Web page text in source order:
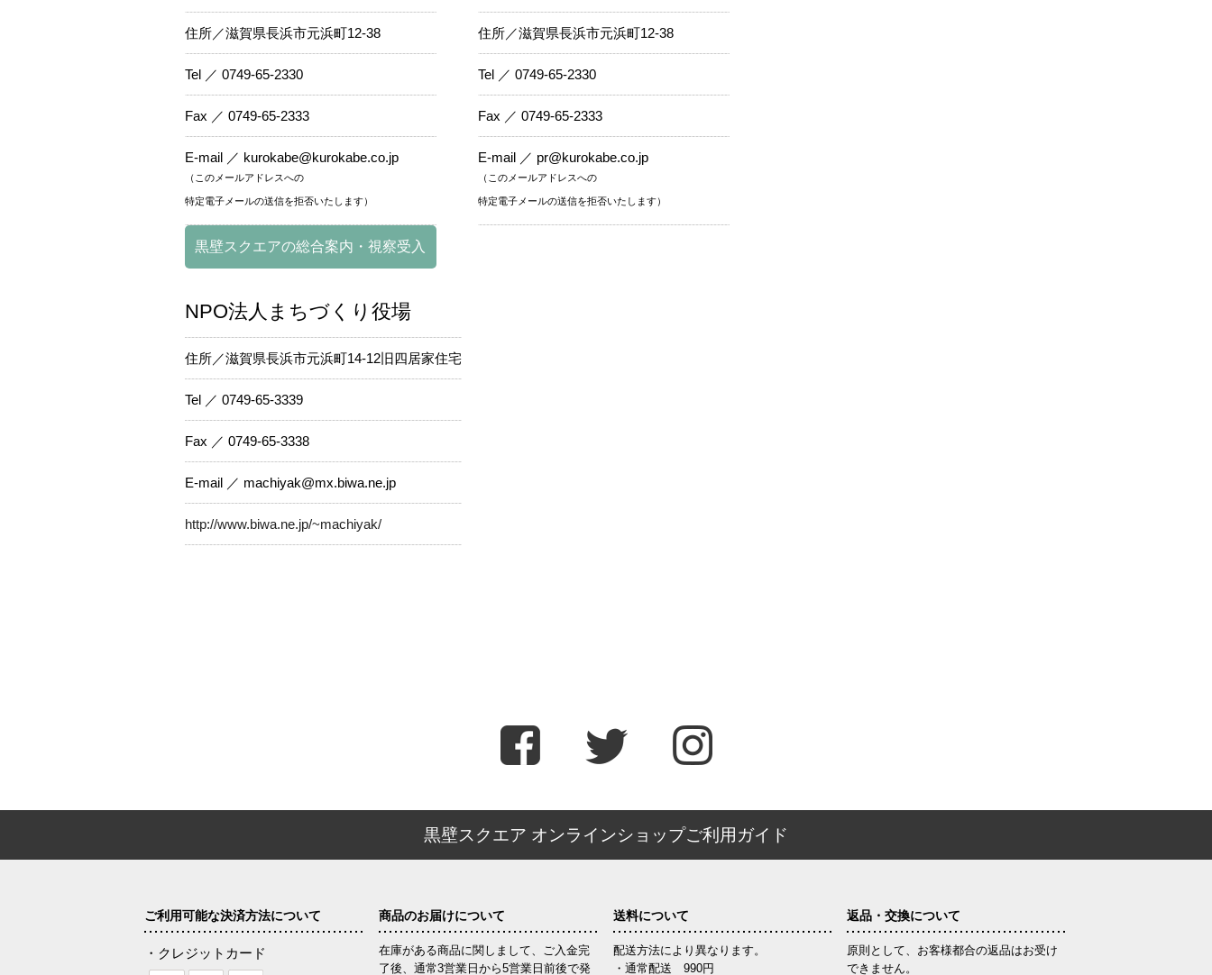
住所／滋賀県長浜市元浜町12-38
Tel ／ 0749-65-2330
Fax ／ 0749-65-2333
E-mail ／ kurokabe@kurokabe.co.jp
（このメールアドレスへの
特定電子メールの送信を拒否いたします）
住所／滋賀県長浜市元浜町12-38
Tel ／ 0749-65-2330
Fax ／ 0749-65-2333
E-mail ／ pr@kurokabe.co.jp
（このメールアドレスへの
特定電子メールの送信を拒否いたします）
黒壁スクエアの総合案内・視察受入
NPO法人まちづくり役場
住所／滋賀県長浜市元浜町14-12旧四居家住宅
Tel ／ 0749-65-3339
Fax ／ 0749-65-3338
E-mail ／ machiyak@mx.biwa.ne.jp
http://www.biwa.ne.jp/~machiyak/
黒壁スクエア オンラインショップご利用ガイド
ご利用可能な決済方法について
・クレジットカード
商品のお届けについて
在庫がある商品に関しまして、ご入金完
了後、通常3営業日から5営業日前後で発
送料について
配送方法により異なります。
・通常配送 990円
返品・交換について
原則として、お客様都合の返品はお受け
できません。